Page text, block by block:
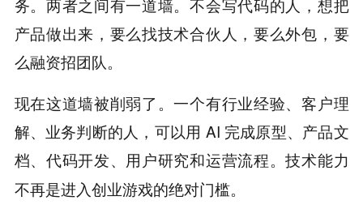
产品做出来，要么找技术合伙人，要么外包，要
么融资招团队。
现在这道墙被削弱了。一个有行业经验、客户理
解、业务判断的人，可以用 AI 完成原型、产品文
档、代码开发、用户研究和运营流程。技术能力
不再是进入创业游戏的绝对门槛。